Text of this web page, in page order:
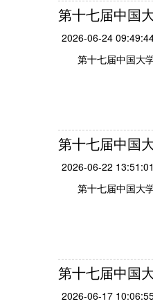
第十七届中国
2026-06-24
第十七届中国大
第十七届中国
2026-06-22 13:51:01
第十七届中国大
第十七届中国
2026-06-17